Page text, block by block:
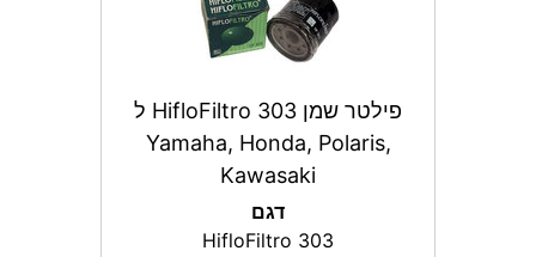
פילטר שמן HifloFiltro 303 ל
Yamaha, Honda, Polaris,
Kawasaki
דגם